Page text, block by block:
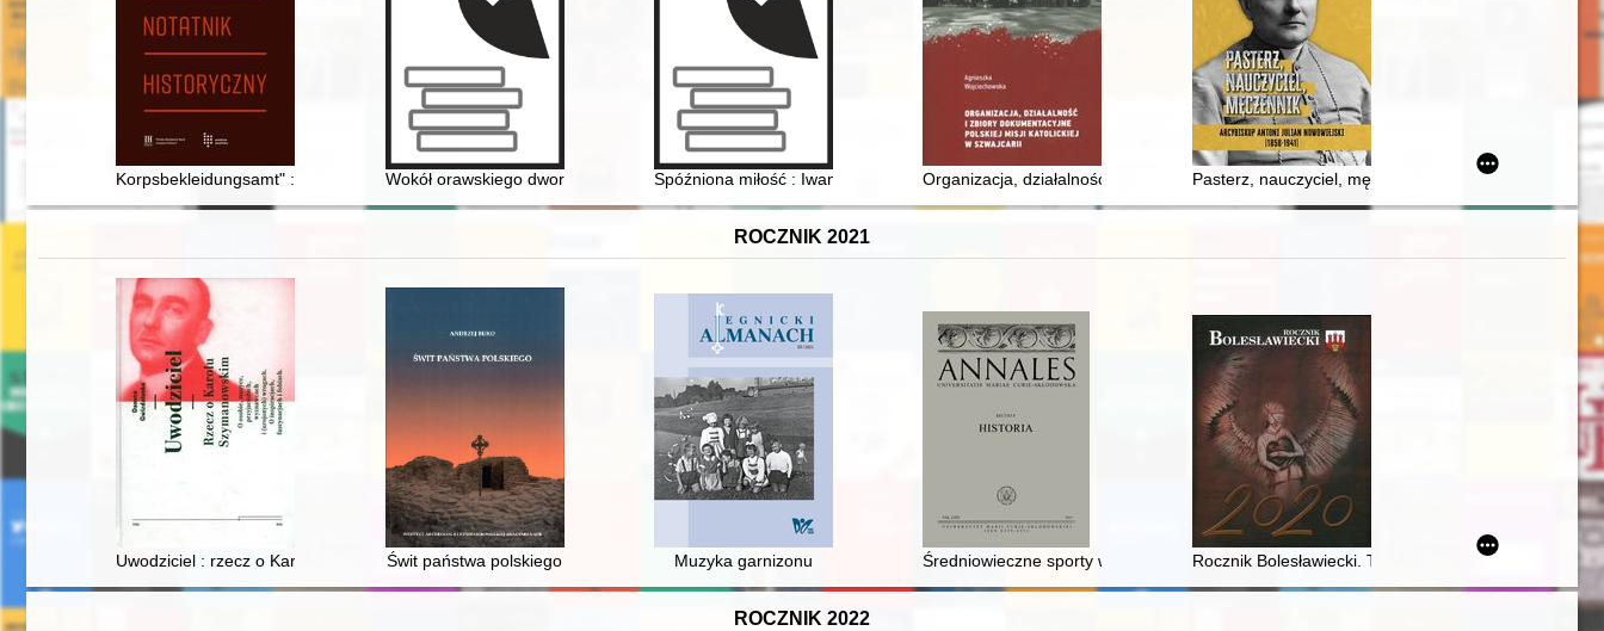
Korpsbekleidungsamt" : geneza : przyczynek do studium architektoniczno-urbanistycznego zespołu Urzędu Umundurowania przy ul. Wałowej w Gdańsku
Wokół orawskiego dworu : podróż w czasie i przestrzeniSpóźniona miłość : Iwan Mazepa i Motria Koczubej w świetle świadectw historyczych = Belated love : Ivan Mazepa and
Organizacja, działalność i zbiory dokumentacyjne Polskiej Misji Katolickiej w Szwajcarii
Pasterz, nauczyciel, męczennik : arcybiskup Antoni
ROCZNIK 2021
Uwodziciel : rzecz o Karolu SzymanowskimŚwit państwa polskiego Muzyka garnizonu Średniowieczne sporty w obliczu krytyki na podstawie wybranych źródeł = Medieval
Rocznik Bolesławiecki. T. 13 (2020)
ROCZNIK 2022